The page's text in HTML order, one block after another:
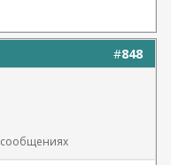
#848
сообщениях